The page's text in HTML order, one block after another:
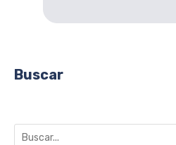
Buscar